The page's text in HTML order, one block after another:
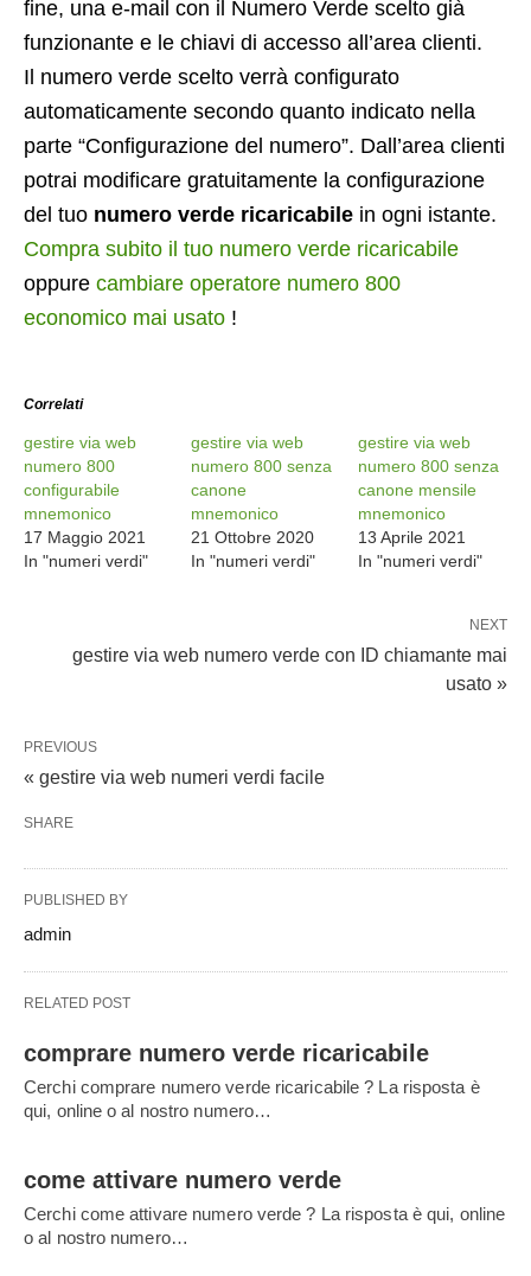
fine, una e-mail con il Numero Verde scelto già
funzionante e le chiavi di accesso all’area clienti.
Il numero verde scelto verrà configurato
automaticamente secondo quanto indicato nella
parte “Configurazione del numero”. Dall’area clienti
potrai modificare gratuitamente la configurazione
del tuo numero verde ricaricabile in ogni istante.
Compra subito il tuo numero verde ricaricabile
oppure cambiare operatore numero 800
economico mai usato !
Correlati
gestire via web
numero 800
configurabile
mnemonico
17 Maggio 2021
In "numeri verdi"
gestire via web
numero 800 senza
canone
mnemonico
21 Ottobre 2020
In "numeri verdi"
gestire via web
numero 800 senza
canone mensile
mnemonico
13 Aprile 2021
In "numeri verdi"
NEXT
gestire via web numero verde con ID chiamante mai
usato »
PREVIOUS
« gestire via web numeri verdi facile
SHARE
PUBLISHED BY
admin
RELATED POST
comprare numero verde ricaricabile
Cerchi comprare numero verde ricaricabile ? La risposta è
qui, online o al nostro numero…
come attivare numero verde
Cerchi come attivare numero verde ? La risposta è qui, online
o al nostro numero…